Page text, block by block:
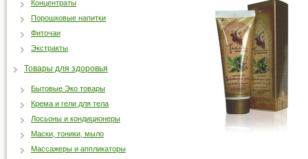
Концентраты
Порошковые напитки
Фиточаи
Экстракты
Товары для здоровья
Бытовые Эко товары
Крема и гели для тела
Лосьоны и кондиционеры
Маски, тоники, мыло
Массажеры и аппликаторы